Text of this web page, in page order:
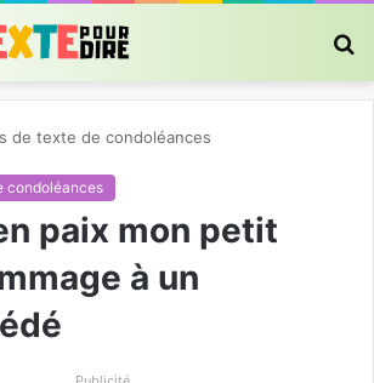
de texte de condoléances
condoléances
paix mon petit
à un